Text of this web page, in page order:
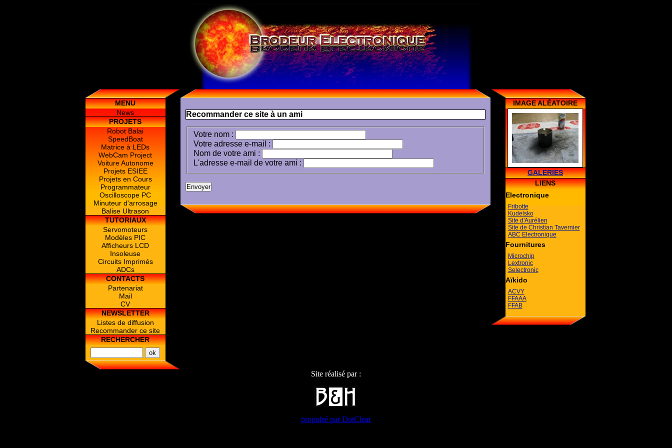
MENU
News
PROJETS
Robot Balai
SpeedBoat
Matrice à LEDs
WebCam Project
Voiture Autonome
Projets ESIEE
Projets en Cours
Programmateur
Oscilloscope PC
Minuteur d'arrosage
Balise Ultrason
TUTORIAUX
Servomoteurs
Modèles PIC
Afficheurs LCD
Insoleuse
Circuits Imprimés
ADCs
CONTACTS
Partenariat
Mail
CV
NEWSLETTER
Listes de diffusion
Recommander ce site
RECHERCHER
Recommander ce site à un ami
Votre nom :
Votre adresse e-mail :
Nom de votre ami :
L'adresse e-mail de votre ami :
IMAGE ALÉATOIRE
GALERIES
LIENS
Electronique
Fribotte
Kudelsko
Site d'Aurélien
Site de Christian Tavernier
ABC Electronique
Fournitures
Microchip
Lextronic
Selectronic
Aïkido
ACVY
FFAAA
FFAB
Site réalisé par :
propulsé par DotClear